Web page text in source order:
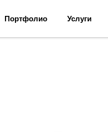
Портфолио Услуги